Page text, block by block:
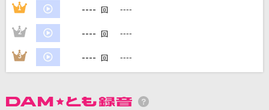
DAMに会員登録・ログインして
1 ---- 回 ----
2 ---- 回 ----
3 ---- 回 ----